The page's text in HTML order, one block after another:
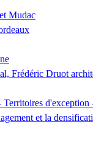
Mudac
Frédéric Druot
et la